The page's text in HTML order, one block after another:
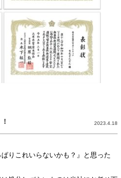
2023.4.18
りこれいらないかも？』と思った